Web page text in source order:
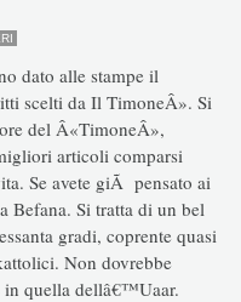
dato alle stampe il
scelti da Il TimoneÂ». Si
del Â«TimoneÂ»,
articoli comparsi
Se avete giÃ pensato ai
Befana. Si tratta di un bel
gradi, coprente quasi
Non dovrebbe
in quella dellâ€™Uaar.